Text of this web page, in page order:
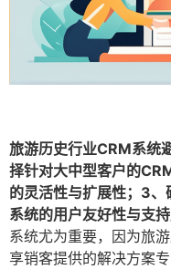
旅游历史行业CRM系统
择针对大中型客户的
的灵活性与扩展性；3
系统的用户友好性与支持
系统尤为重要，因为旅
享销客提供的解决方案